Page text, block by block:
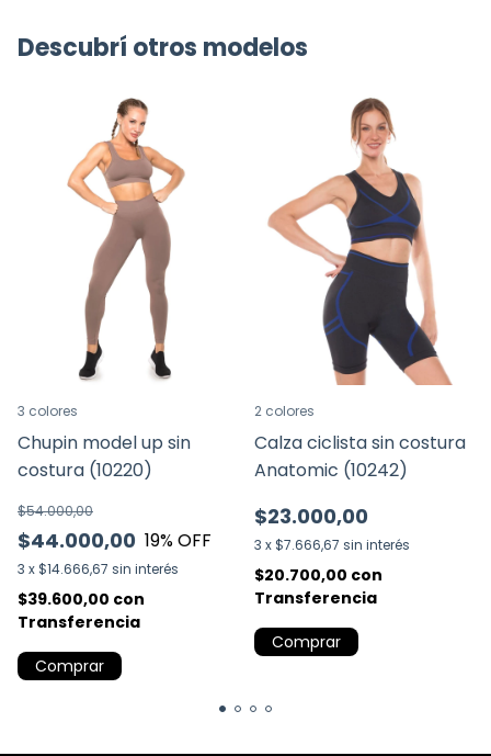
Descubrí otros modelos
Chupin model up sin
costura (10220)
$44.000,00
$54.000,00
19% OFF
3 x $14.666,67 sin interés
$39.600,00 con
Transferencia
3 colores
Comprar
Calza ciclista sin costura
Anatomic (10242)
$23.000,00
3 x $7.666,67 sin interés
$20.700,00 con
Transferencia
2 colores
Comprar